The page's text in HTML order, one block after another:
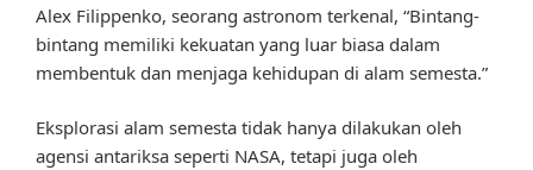
Alex Filippenko, seorang astronom terkenal, “Bintang-
bintang memiliki kekuatan yang luar biasa dalam
membentuk dan menjaga kehidupan di alam semesta.”
Eksplorasi alam semesta tidak hanya dilakukan oleh
agensi antariksa seperti NASA, tetapi juga oleh